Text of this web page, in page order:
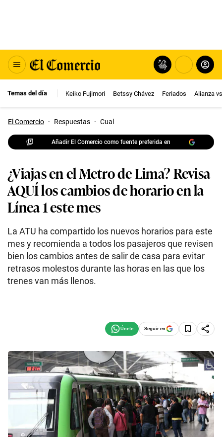
Temas del día Keiko Fujimori Betssy Chávez Feriados Alianza
El Comercio · Respuestas · Cual
Añadir El Comercio como fuente preferida en
¿Viajas en el Metro de Lima? Revisa
AQUÍ los cambios de horario en la
Línea 1 este mes
La ATU ha compartido los nuevos horarios para este
mes y recomienda a todos los pasajeros que revisen
bien los cambios antes de salir de casa para evitar
retrasos molestos durante las horas en las que los
trenes van más llenos.
Seguir en